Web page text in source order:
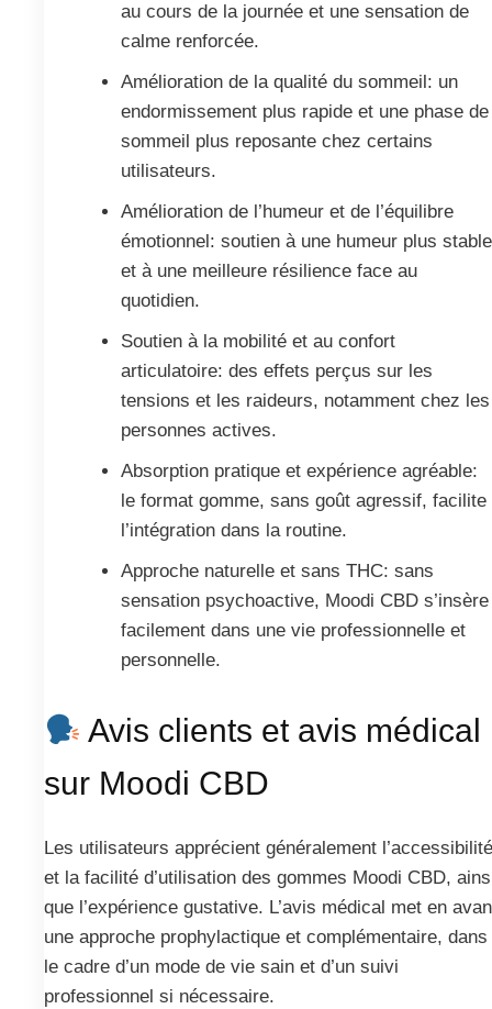
au cours de la journée et une sensation de
calme renforcée.
Amélioration de la qualité du sommeil: un
endormissement plus rapide et une phase de
sommeil plus reposante chez certains
utilisateurs.
Amélioration de l’humeur et de l’équilibre
émotionnel: soutien à une humeur plus stable
et à une meilleure résilience face au
quotidien.
Soutien à la mobilité et au confort
articulatoire: des effets perçus sur les
tensions et les raideurs, notamment chez les
personnes actives.
Absorption pratique et expérience agréable:
le format gomme, sans goût agressif, facilite
l’intégration dans la routine.
Approche naturelle et sans THC: sans
sensation psychoactive, Moodi CBD s’insère
facilement dans une vie professionnelle et
personnelle.
Avis clients et avis médical
sur Moodi CBD
Les utilisateurs apprécient généralement l’accessibilité
et la facilité d’utilisation des gommes Moodi CBD,
que l’expérience gustative. L’avis médical met en
une approche prophylactique et complémentaire, dans
le cadre d’un mode de vie sain et d’un suivi
professionnel si nécessaire.